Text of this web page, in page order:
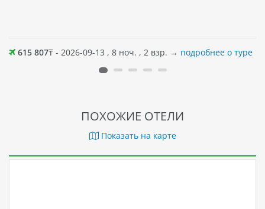
615 807₸ - 2026-09-13 , 8 ноч. , 2 взр. → подробнее о туре
ПОХОЖИЕ ОТЕЛИ
Показать на карте